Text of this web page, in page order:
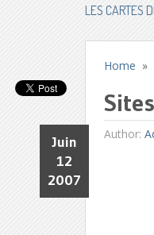
LES CARTES
Home »
Author:
Juin
12
2007